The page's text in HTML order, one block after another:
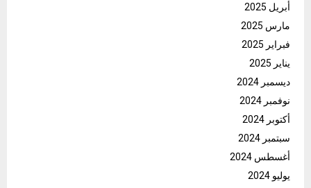
أبريل 2025
مارس 2025
فبراير 2025
يناير 2025
ديسمبر 2024
نوفمبر 2024
أكتوبر 2024
سبتمبر 2024
أغسطس 2024
يوليو 2024